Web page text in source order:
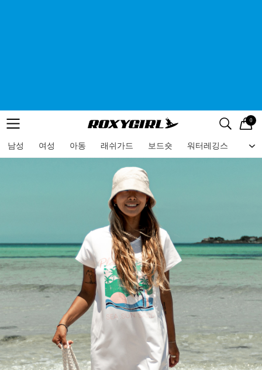
메뉴 검색
로고 0
남성 여성 아동 래쉬가드 보드숏 워터레깅스 비
메뉴